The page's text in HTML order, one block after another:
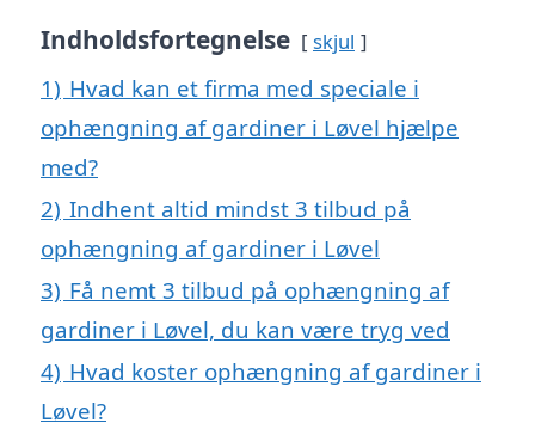
Indholdsfortegnelse skjul
1) Hvad kan et firma med speciale i
ophængning af gardiner i Løvel hjælpe
med?
2) Indhent altid mindst 3 tilbud på
ophængning af gardiner i Løvel
3) Få nemt 3 tilbud på ophængning af
gardiner i Løvel, du kan være tryg ved
4) Hvad koster ophængning af gardiner i
Løvel?